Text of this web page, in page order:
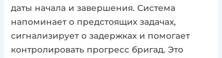
даты начала и завершения. Система
напоминает о предстоящих задачах,
сигнализирует о задержках и помогает
контролировать прогресс бригад. Это